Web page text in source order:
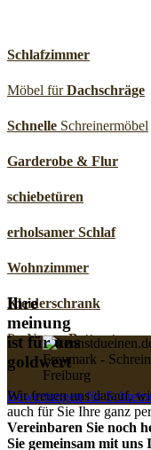
Schlafzimmer
Möbel fürDachschräge
Schnelle Schreinermöbel
Garderobe & Flur
schiebetüren
erholsamer Schlaf
Wohnzimmer
Kleiderschrank
ProNaturaBettsysteme
Ihre
meinung
ist für uns
goldwert
Bewertungen für
Wir freuen uns darauf,
auch für Sie Ihre ganz
Vereinbaren Sie noch
Sie gemeinsam mit uns